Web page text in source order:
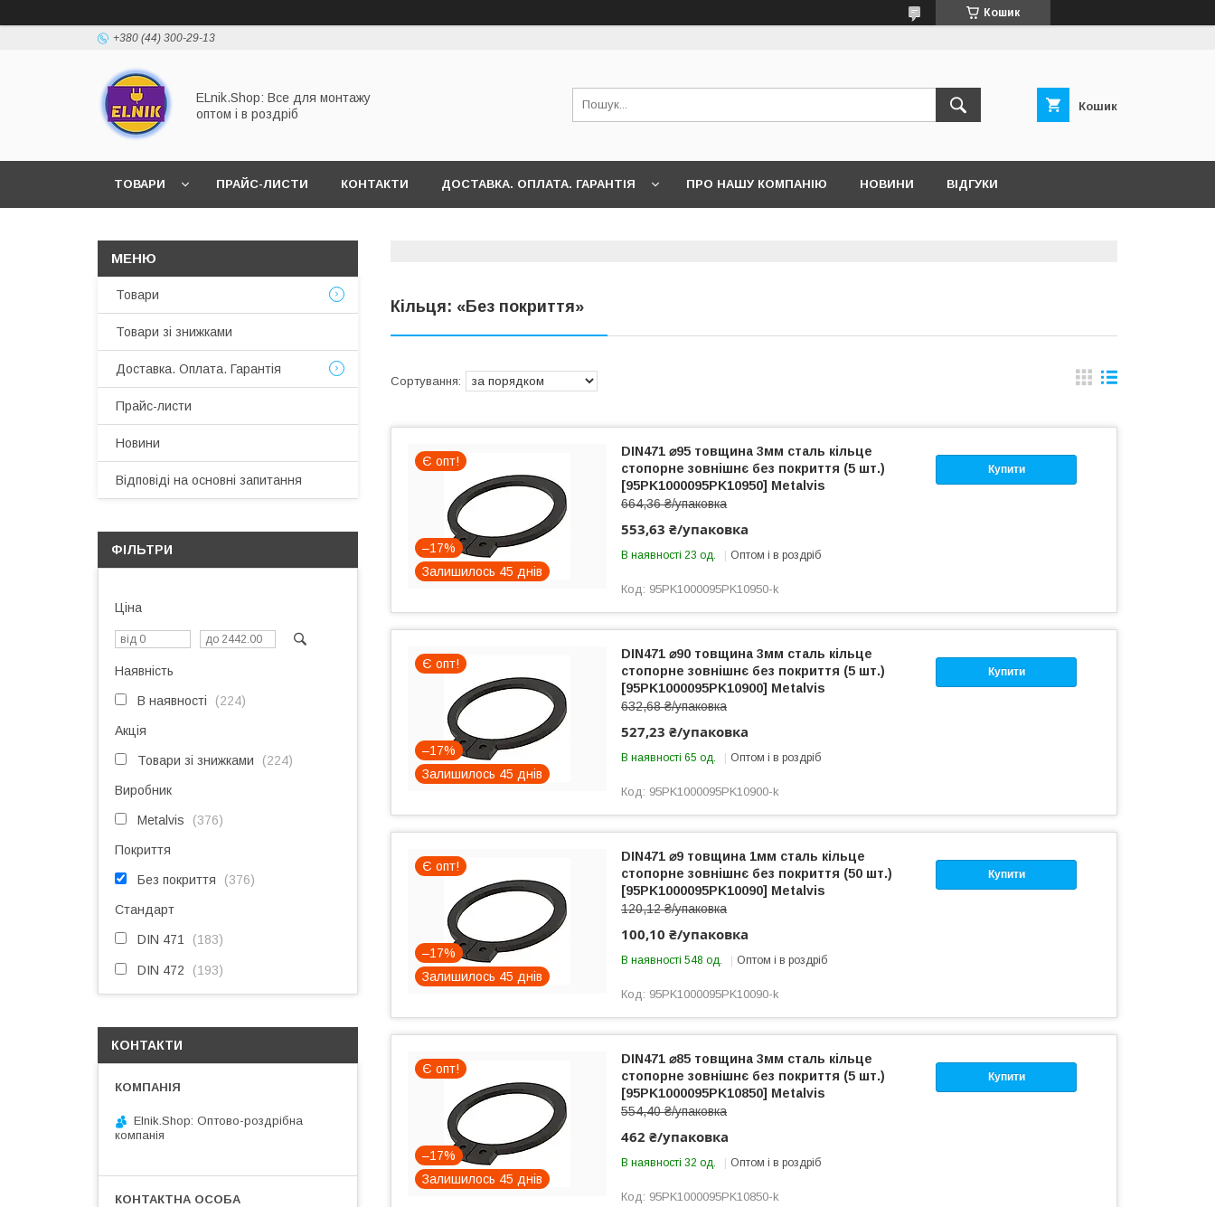
Кошик
+380 (44) 300-29-13
ELnik.Shop: Все для монтажу
оптом і в роздріб
Кошик
ТОВАРИ ПРАЙС-ЛИСТИ КОНТАКТИ ДОСТАВКА. ОПЛАТА. ГАРАНТІЯ ПРО НАШУ КОМПАНІЮ НОВИНИ ВІДГУКИ
Кільця: «Без покриття»
Є опт!
–17%
Залишилось 45 днів
Купити
DIN471 ⌀95 товщина 3мм сталь кільце
стопорне зовнішнє без покриття (5 шт.)
[95PK1000095PK10950] Metalvis
664,36 ₴/упаковка
553,63 ₴/упаковка
В наявності 23 од. Оптом і в роздріб
95PK1000095PK10950-k
Є опт!
–17%
Залишилось 45 днів
Купити
DIN471 ⌀90 товщина 3мм сталь кільце
стопорне зовнішнє без покриття (5 шт.)
[95PK1000095PK10900] Metalvis
632,68 ₴/упаковка
527,23 ₴/упаковка
В наявності 65 од. Оптом і в роздріб
95PK1000095PK10900-k
Є опт!
–17%
Залишилось 45 днів
Купити
DIN471 ⌀9 товщина 1мм сталь кільце
стопорне зовнішнє без покриття (50 шт.)
[95PK1000095PK10090] Metalvis
120,12 ₴/упаковка
100,10 ₴/упаковка
В наявності 548 од. Оптом і в роздріб
95PK1000095PK10090-k
Є опт!
–17%
Залишилось 45 днів
Купити
DIN471 ⌀85 товщина 3мм сталь кільце
стопорне зовнішнє без покриття (5 шт.)
[95PK1000095PK10850] Metalvis
554,40 ₴/упаковка
462 ₴/упаковка
В наявності 32 од. Оптом і в роздріб
95PK1000095PK10850-k
Товари
Товари зі знижками
Доставка. Оплата. Гарантія
Прайс-листи
Новини
Відповіді на основні запитання
ФІЛЬТРИ
Ціна
Наявність
В наявності 224
Акція
Товари зі знижками 224
Виробник
Metalvis 376
Покриття
Без покриття 376
Стандарт
DIN 471 183
DIN 472 193
КОНТАКТИ
Elnik.Shop: Оптово-роздрібна
компанія